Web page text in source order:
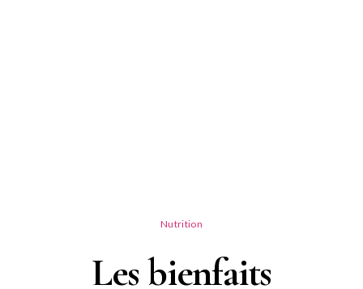
Nutrition
Les bienfaits